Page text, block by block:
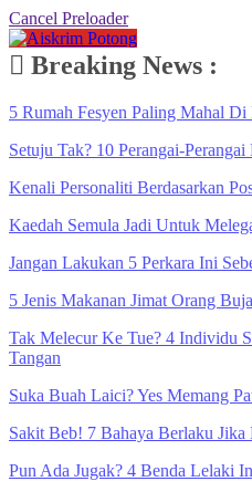
Cancel Preloader
Breaking News :
5 Rumah Fesyen Paling Mahal Di
Setuju Tak? 10 Perangai-
Kenali Personaliti Berdasarkan
Kaedah Semula Jadi Untuk
Jangan Lakukan 5 Perkara Ini
5 Jenis Makanan Jimat Orang
Tak Melecur Ke Tue? 4 Individu
Tangan
Suka Buah Laici? Yes Memang
Sakit Beb! 7 Bahaya Berlaku Jika
Pun Ada Jugak? 4 Benda Lelaki